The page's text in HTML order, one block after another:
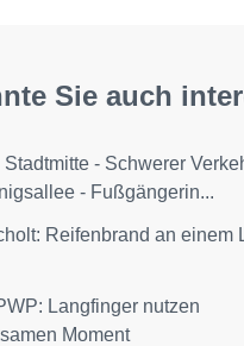
Sie auch
Stadtmitte - Schwerer
- Fußgängerin...
Reifenbrand an einem
Langfinger nutzen
Moment